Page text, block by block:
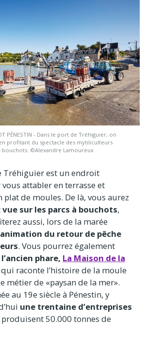
PÉNESTIN - Dans le port de Tréhiguier, on
profitant du spectacle des mytiliculteurs
bouchots. ©Alexandre Lamoureux
Tréhiguier est un endroit
attabler en terrasse et
de moules. De là, vous aurez
vue sur les parcs à bouchots,
aussi, lors de la marée
animation du retour de pêche
. Vous pourrez également
phare, La Maison de la
qui raconte l’histoire de la moule
métier de «paysan de la mer».
au 19e siècle à Pénestin, y
une trentaine d’entreprises
50.000 tonnes de